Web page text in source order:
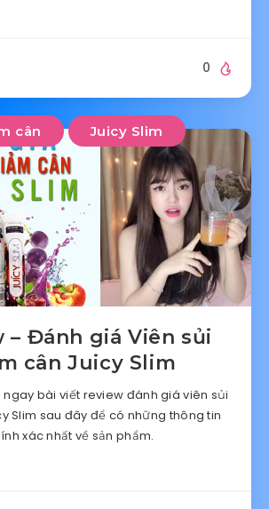
0
cân Juicy Slim
– Đánh giá Viên sủi
cân Juicy Slim
ngay bài viết review đánh giá viên sủi
Slim sau đây để có những thông tin
xác nhất về sản phẩm.